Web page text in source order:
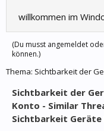
willkommen im
(Du musst angemeldet
können.)
Thema: Sichtbarkeit der
Sichtbarkeit der
Konto - Similar
Sichtbarkeit Geräte